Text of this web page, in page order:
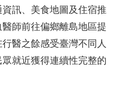
訊、美食地圖及住宿推
師前往偏鄉離島地區提
醫之餘感受臺灣不同人
就近獲得連續性完整的